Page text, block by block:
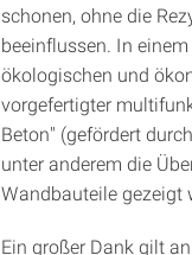
schonen, ohne die
beeinflussen. In
ökologischen und
vorgefertigter
Beton" (gefördert
unter anderem die
Wandbauteile gezeigt
Ein großer Dank gilt